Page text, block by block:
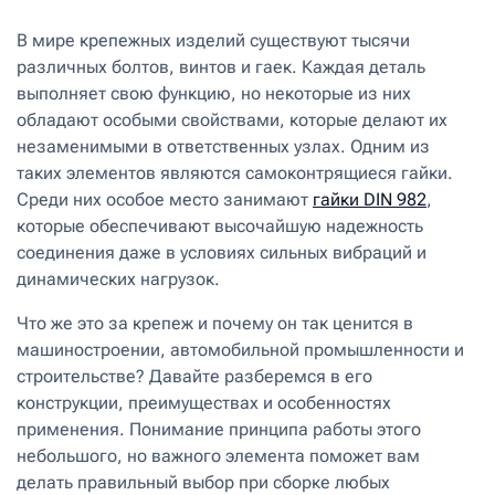
В мире крепежных изделий существуют тысячи
различных болтов, винтов и гаек. Каждая деталь
выполняет свою функцию, но некоторые из них
обладают особыми свойствами, которые делают их
незаменимыми в ответственных узлах. Одним из
таких элементов являются самоконтрящиеся гайки.
Среди них особое место занимают гайки DIN 982,
которые обеспечивают высочайшую надежность
соединения даже в условиях сильных вибраций и
динамических нагрузок.
Что же это за крепеж и почему он так ценится в
машиностроении, автомобильной промышленности и
строительстве? Давайте разберемся в его
конструкции, преимуществах и особенностях
применения. Понимание принципа работы этого
небольшого, но важного элемента поможет вам
делать правильный выбор при сборке любых